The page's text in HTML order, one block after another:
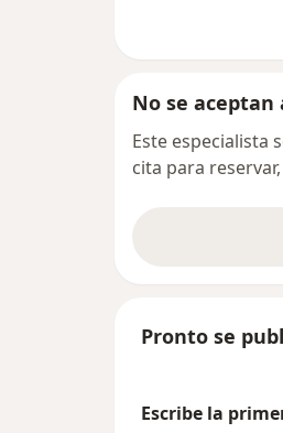
No se aceptan
Este especialista
cita para
Pronto se
Escribe la